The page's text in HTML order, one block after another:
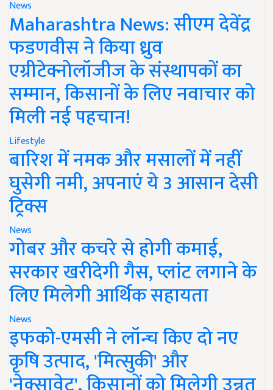
News
Maharashtra News: सीएम देवेंद्र
फडणवीस ने किया ध्रुव
एग्रीटेक्नोलॉजीज के संस्थापकों का
सम्मान, किसानों के लिए नवाचार को
मिली नई पहचान!
Lifestyle
बारिश में नमक और मसालों में नहीं
घुसेगी नमी, अपनाएं ये 3 आसान देसी
ट्रिक्स
News
गोबर और कचरे से होगी कमाई,
सरकार खरीदेगी गैस, प्लांट लगाने के
लिए मिलेगी आर्थिक सहायता
News
इफको-एमसी ने लॉन्च किए दो नए
कृषि उत्पाद, 'मित्सुकी' और